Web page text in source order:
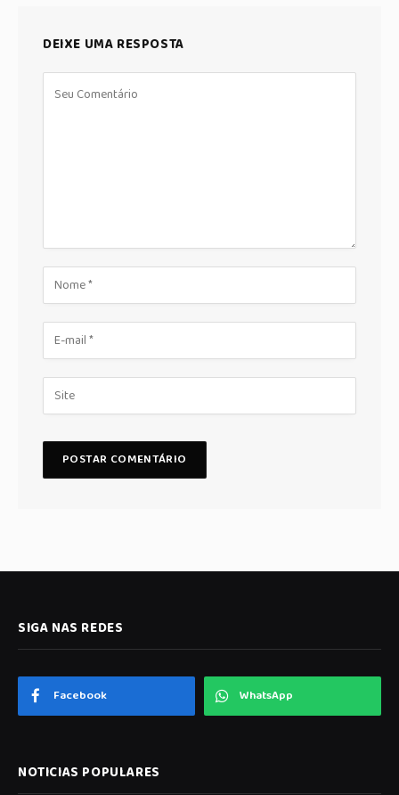
DEIXE UMA RESPOSTA
SIGA NAS REDES
Facebook WhatsApp
NOTICIAS POPULARES